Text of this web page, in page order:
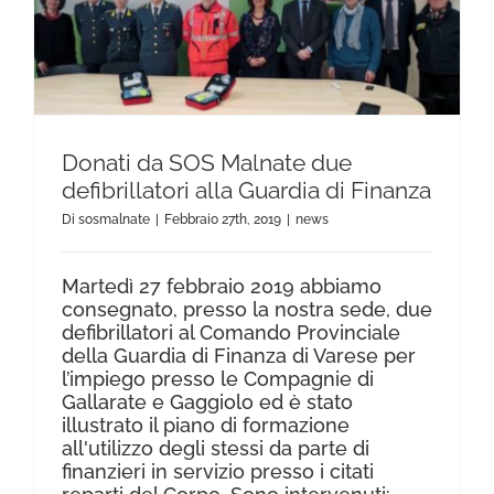
CONTATTI
Donati da SOS Malnate due
defibrillatori alla Guardia di Finanza
Di sosmalnate Febbraio 27th, 2019 news
Martedì 27 febbraio 2019 abbiamo
consegnato, presso la nostra sede, due
defibrillatori al Comando Provinciale
della Guardia di Finanza di Varese per
l’impiego presso le Compagnie di
Gallarate e Gaggiolo ed è stato
illustrato il piano di formazione
all'utilizzo degli stessi da parte di
finanzieri in servizio presso i citati